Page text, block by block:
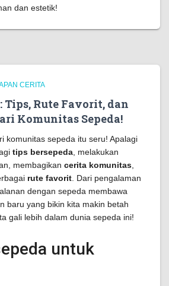
dan estetik!
CERITA
Tips, Rute Favorit, dan
Komunitas Sepeda!
komunitas sepeda itu seru! Apalagi
tips bersepeda , melakukan
membagikan cerita komunitas
rute favorit . Dari pengalaman
dengan sepeda membawa
baru yang bikin kita makin betah
gali lebih dalam dunia sepeda ini!
untuk